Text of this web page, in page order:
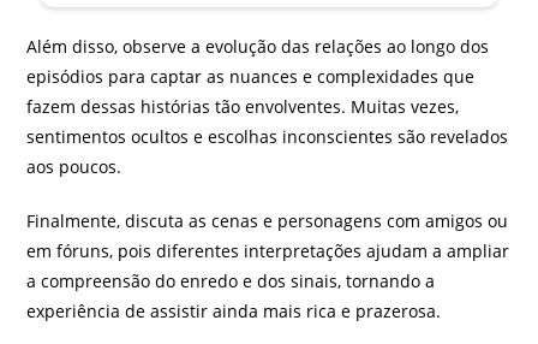
Além disso, observe a evolução das relações ao longo dos
episódios para captar as nuances e complexidades que
fazem dessas histórias tão envolventes. Muitas vezes,
sentimentos ocultos e escolhas inconscientes são revelados
aos poucos.
Finalmente, discuta as cenas e personagens com amigos ou
em fóruns, pois diferentes interpretações ajudam a ampliar
a compreensão do enredo e dos sinais, tornando a
experiência de assistir ainda mais rica e prazerosa.